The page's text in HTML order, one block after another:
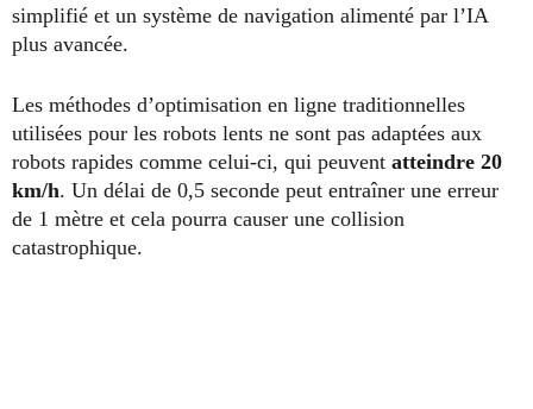
simplifié et un système de navigation alimenté par l’IA
plus avancée.
Les méthodes d’optimisation en ligne traditionnelles
utilisées pour les robots lents ne sont pas adaptées aux
robots rapides comme celui-ci, qui peuvent atteindre 20
km/h. Un délai de 0,5 seconde peut entraîner une erreur
de 1 mètre et cela pourra causer une collision
catastrophique.